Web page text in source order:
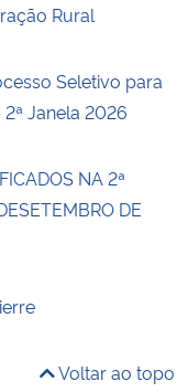
Rural
Seletivo para
Janela 2026
NA 2ª
DE
Voltar ao topo